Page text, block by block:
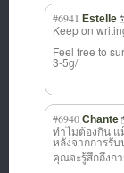
#6941 Estelle
Keep on
Feel free to
3-5g/
#6940 Chante
ทำไมต้องกิน
หลังจากการรับ
คุณจะรู้สึกถึงก